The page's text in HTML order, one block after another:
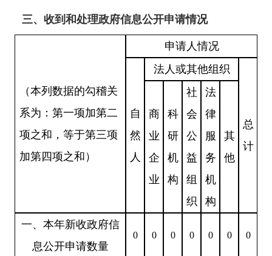
三、收到和处理政府信息公开申请情况
（本列数据的勾稽关
系为：第一项加第二
项之和，等于第三项
加第四项之和）
申请人情况
自
然
人
法人或其他组织
总
计
商
业
企
业
科
研
机
构
社
会
公
益
组
织
法
律
服
务
机
构
其
他
一、本年新收政府信
息公开申请数量
0 0 0 0 0 0 0